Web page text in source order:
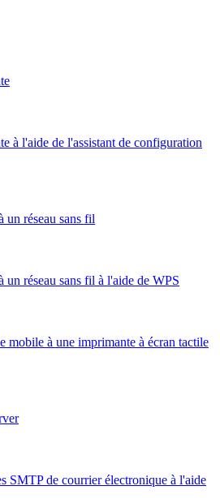
à l'aide de l'assistant de configuration
un réseau sans fil
réseau sans fil à l'aide de WPS
mobile à une imprimante à écran tactile
SMTP de courrier électronique à l'aide